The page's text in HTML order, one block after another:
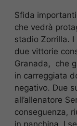
Sfida
che vedrà
stadio Zorrilla.
due vittorie
Granada, che
in carreggiata
negativo. Due
all’allenatore
conseguenza,
in panchina. I